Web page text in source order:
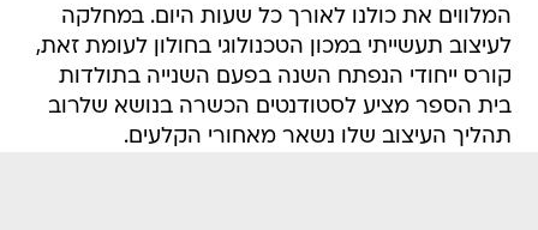
המלווים את כולנו לאורך כל שעות היום. במחלקה
לעיצוב תעשייתי במכון הטכנולוגי בחולון לעומת זאת,
קורס ייחודי הנפתח השנה בפעם השנייה בתולדות
בית הספר מציע לסטודנטים הכשרה בנושא שלרוב
תהליך העיצוב שלו נשאר מאחורי הקלעים.